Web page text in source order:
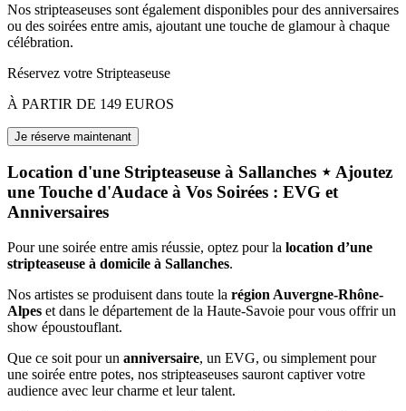
Nos stripteaseuses sont également disponibles pour des anniversaires
ou des soirées entre amis, ajoutant une touche de glamour à chaque
célébration.
Réservez votre Stripteaseuse
À PARTIR DE 149 EUROS
Location d'une Stripteaseuse à Sallanches ⋆ Ajoutez
une Touche d'Audace à Vos Soirées : EVG et
Anniversaires
Pour une soirée entre amis réussie, optez pour la location d’une
stripteaseuse à domicile à Sallanches.
Nos artistes se produisent dans toute la région Auvergne-Rhône-
Alpes et dans le département de la Haute-Savoie pour vous offrir un
show époustouflant.
Que ce soit pour un anniversaire, un EVG, ou simplement pour
une soirée entre potes, nos stripteaseuses sauront captiver votre
audience avec leur charme et leur talent.